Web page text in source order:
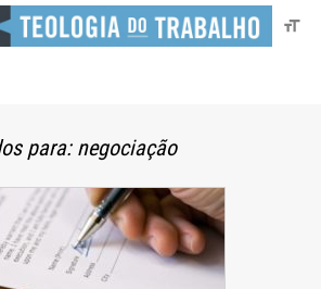
para: negociação